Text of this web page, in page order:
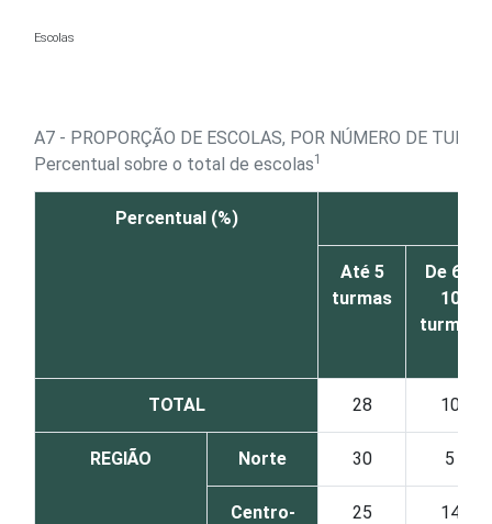
Escolas
A7 - PROPORÇÃO DE ESCOLAS, POR NÚMERO DE
Percentual sobre o total de escolas1
Percentual (%)
Até 5
turmas
De 6 a
10
turmas
TOTAL 28 10
REGIÃO Norte 30 5
Centro-
25 14